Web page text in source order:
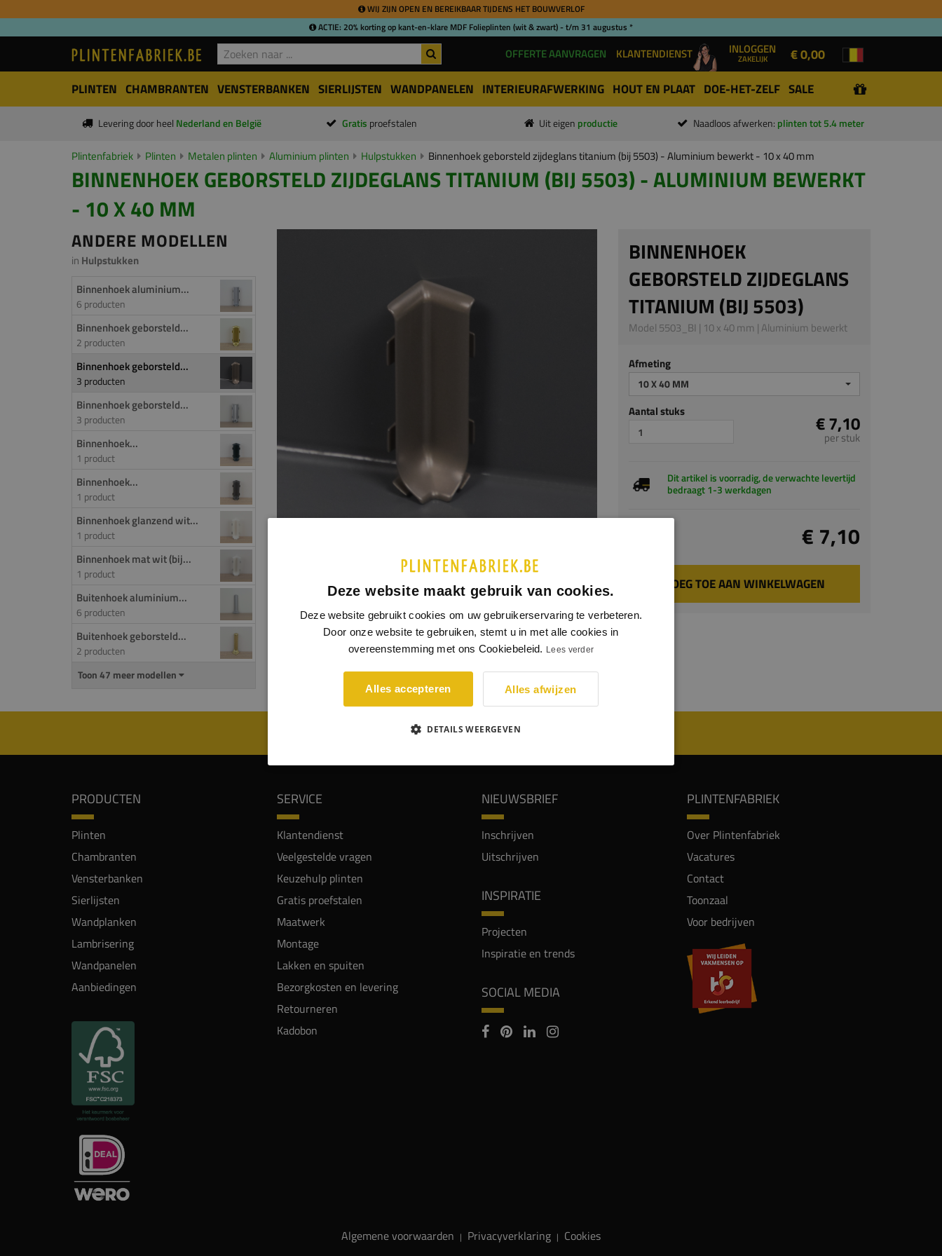
WIJ ZIJN OPEN EN BEREIKBAAR TIJDENS HET BOUWVERLOF
ACTIE: 20% korting op kant-en-klare MDF Folieplinten (wit & zwart) - t/m 31 augustus *
OFFERTE AANVRAGEN KLANTENDIENST INLOGGEN
ZAKELIJK € 0,00
PLINTEN CHAMBRANTEN VENSTERBANKEN SIERLIJSTEN WANDPANELEN INTERIEURAFWERKING HOUT EN PLAAT DOE-HET-ZELF SALE
Levering door heel Nederland en België Gratis proefstalen Uit eigen productie Naadloos afwerken: plinten tot 5.4 meter
Plintenfabriek Plinten Metalen plinten Aluminium plinten Hulpstukken Binnenhoek geborsteld zijdeglans titanium (bij 5503) - Aluminium bewerkt - 10 x 40 mm
BINNENHOEK GEBORSTELD ZIJDEGLANS TITANIUM (BIJ 5503) - ALUMINIUM BEWERKT
- 10 X 40 MM
ANDERE MODELLEN
in Hulpstukken
Binnenhoek aluminium...
6 producten
Binnenhoek geborsteld...
2 producten
Binnenhoek geborsteld...
3 producten
Binnenhoek geborsteld...
3 producten
Binnenhoek...
1 product
Binnenhoek...
1 product
Binnenhoek glanzend wit...
1 product
Binnenhoek mat wit (bij...
1 product
Buitenhoek aluminium...
6 producten
Buitenhoek geborsteld...
2 producten
Toon 47 meer modellen
PRODUCTINFORMATIE SPECIFICATIES
Binnenhoek bij aluminium plint model 5503, geborsteld zijdeglans
Binnenhoek geborsteld zijdeglans titanium (bij 5503)
BINNENHOEK
GEBORSTELD ZIJDEGLANS
TITANIUM (BIJ 5503)
Model 5503_BI | 10 x 40 mm | Aluminium bewerkt
Afmeting
10 X 40 MM
Aantal stuks € 7,10
per stuk
Dit artikel is voorradig, de verwachte levertijd
bedraagt 1-3 werkdagen
€ 7,10
VOEG TOE AAN WINKELWAGEN
WIJ WORDEN BEOORDEELD MET EEN 8.8
PRODUCTEN
Plinten
Chambranten
Vensterbanken
Sierlijsten
Wandplanken
Lambrisering
Wandpanelen
Aanbiedingen
SERVICE
Klantendienst
Veelgestelde vragen
Keuzehulp plinten
Gratis proefstalen
Maatwerk
Montage
Lakken en spuiten
Bezorgkosten en levering
Retourneren
Kadobon
NIEUWSBRIEF
Inschrijven
Uitschrijven
INSPIRATIE
Projecten
Inspiratie en trends
SOCIAL MEDIA
PLINTENFABRIEK
Over Plintenfabriek
Vacatures
Contact
Toonzaal
Voor bedrijven
Algemene voorwaarden | Privacyverklaring | Cookies
Deze website maakt gebruik van cookies.
Deze website gebruikt cookies om uw gebruikerservaring te verbeteren.
Door onze website te gebruiken, stemt u in met alle cookies in
overeenstemming met ons Cookiebeleid. Lees verder
Alles accepteren Alles afwijzen
DETAILS WEERGEVEN